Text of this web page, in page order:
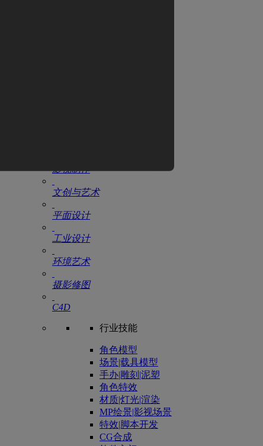
影视制作
文创与艺术
平面设计
工业设计
环境艺术
摄影修图
C4D
行业技能
角色模型
场景|载具模型
手办|雕刻|泥塑
角色特效
材质|灯光|渲染
MP绘景|影视场景
特效|脚本开发
CG合成